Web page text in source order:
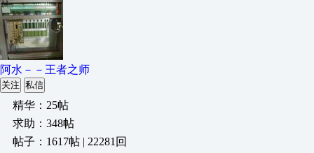
阿水－－王者之师
关注 私信
精华：25帖
求助：348帖
帖子：1617帖 | 22281回